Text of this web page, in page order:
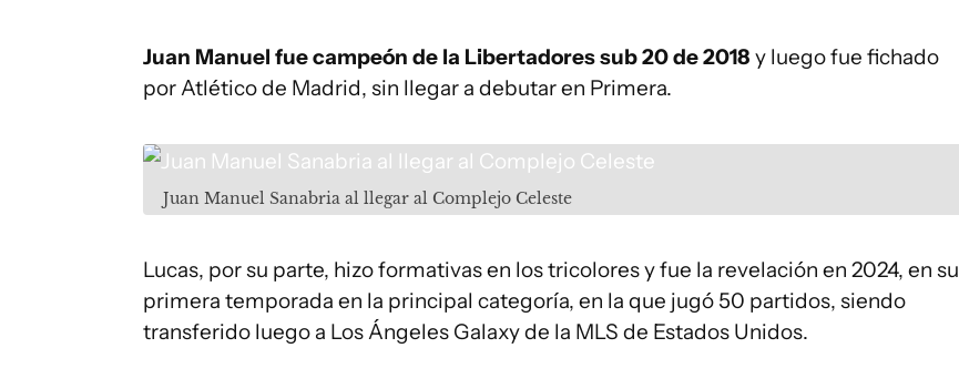
Juan Manuel fue campeón de la Libertadores sub 20 de 2018 y luego fue fichado
por Atlético de Madrid, sin llegar a debutar en Primera.
Juan Manuel Sanabria al llegar al Complejo Celeste
Lucas, por su parte, hizo formativas en los tricolores y fue la revelación en 2024, en su
primera temporada en la principal categoría, en la que jugó 50 partidos, siendo
transferido luego a Los Ángeles Galaxy de la MLS de Estados Unidos.